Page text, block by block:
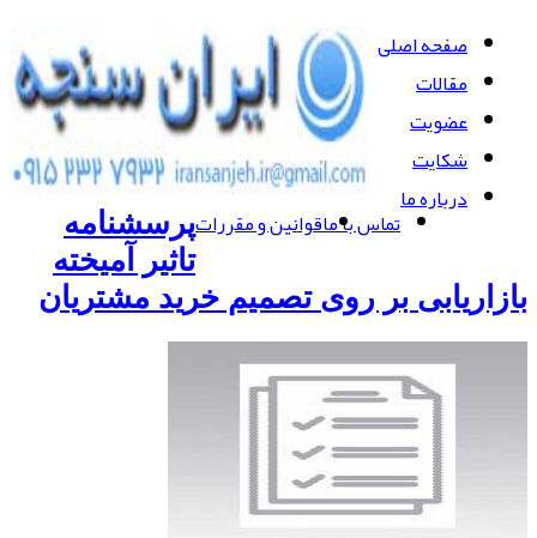
صفحه اصلی
مقالات
عضویت
شکایت
درباره ما
تماس با ماقوانین و مقرراتپرسشنامه
تاثیر آمیخته
بازاریابی بر روی تصمیم خرید مشتریان